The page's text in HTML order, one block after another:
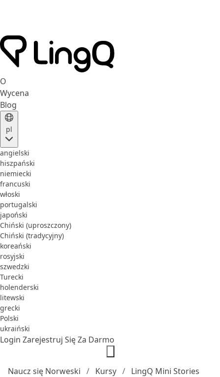
O
Wycena
Blog
pl
angielski
hiszpański
niemiecki
francuski
włoski
portugalski
japoński
Chiński (uproszczony)
Chiński (tradycyjny)
koreański
rosyjski
szwedzki
Turecki
holenderski
litewski
grecki
Polski
ukraiński
Login Zarejestruj Się Za Darmo
Naucz się Norweski Kursy LingQ Mini Stories